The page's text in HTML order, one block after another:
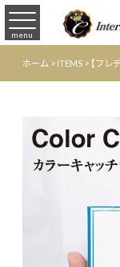
menu
ホーム >ITEMS > 【フレ